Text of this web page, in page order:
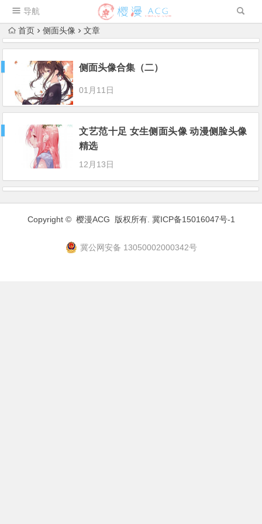
导航
首页 侧面头像 文章
侧面头像合集（二）
01月11日
文艺范十足 女生侧面头像 动漫侧脸头像
精选
12月13日
Copyright © 樱漫ACG 版权所有. 冀ICP备15016047号-1
冀公网安备 13050002000342号